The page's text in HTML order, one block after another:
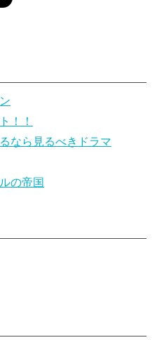
！！
なら見るべきドラマ
の帝国